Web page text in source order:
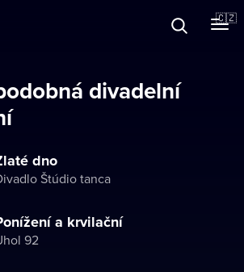
🇨🇿
divadelní
dno
Štúdio tanca
a krvilační
92